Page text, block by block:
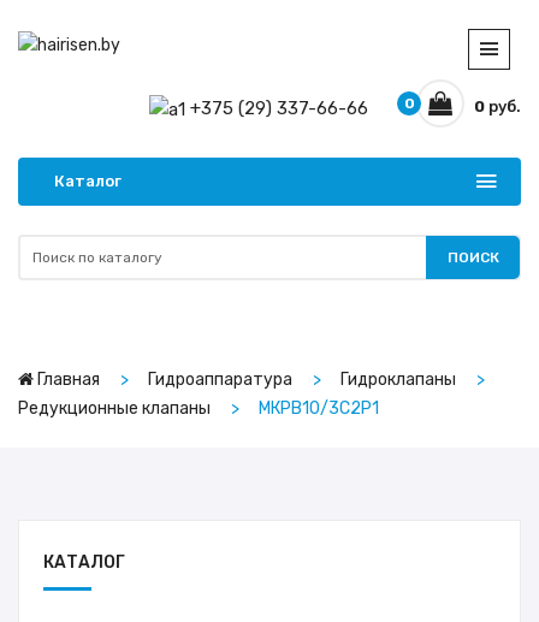
+375 (29) 337-66-66 0 руб.
0
Каталог
ПОИСК
Главная Гидроаппаратура
Гидроклапаны
Редукционные клапаны
МКРВ10/3C2P1
КАТАЛОГ